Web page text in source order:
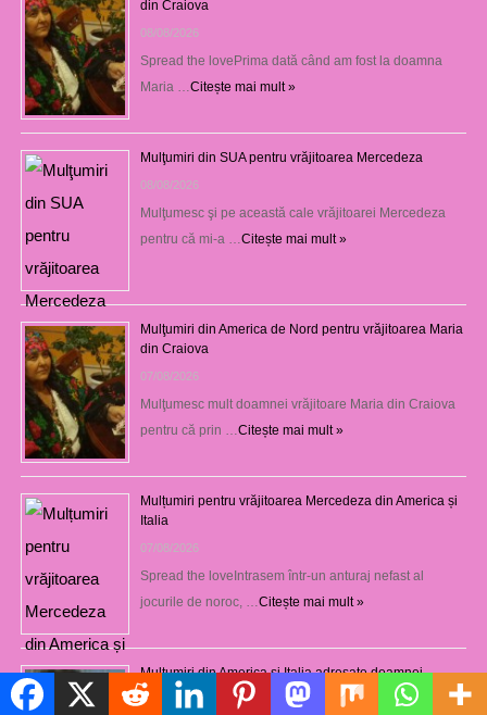
din Craiova
08/08/2026
Spread the lovePrima dată când am fost la doamna
Maria …Citește mai mult »
Mulţumiri din SUA pentru vrăjitoarea Mercedeza
08/08/2026
Mulţumesc şi pe această cale vrăjitoarei Mercedeza
pentru că mi-a …Citește mai mult »
Mulţumiri din America de Nord pentru vrăjitoarea Maria
din Craiova
07/08/2026
Mulţumesc mult doamnei vrăjitoare Maria din Craiova
pentru că prin …Citește mai mult »
Mulțumiri pentru vrăjitoarea Mercedeza din America și
Italia
07/08/2026
Spread the loveIntrasem într-un anturaj nefast al
jocurile de noroc, …Citește mai mult »
Mulțumiri din America și Italia adresate doamnei
vrăjitoare Delia din CraiovaPolitică de cookie-uri